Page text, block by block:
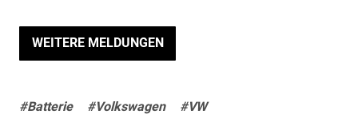
WEITERE MELDUNGEN
#Batterie #Volkswagen #VW